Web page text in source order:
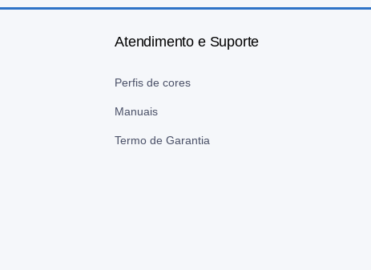
Atendimento e Suporte
Perfis de cores
Manuais
Termo de Garantia